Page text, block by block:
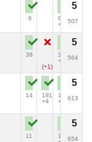
9
82
+3
5
507
38
(+1)
188
+3
5
564
14
191
+4
123
+6
5
613
11
100
5
654